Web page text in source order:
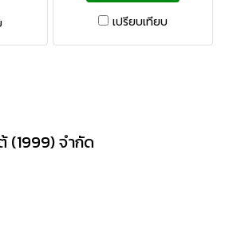
เปรียบเทียบ
(1999) จำกัด